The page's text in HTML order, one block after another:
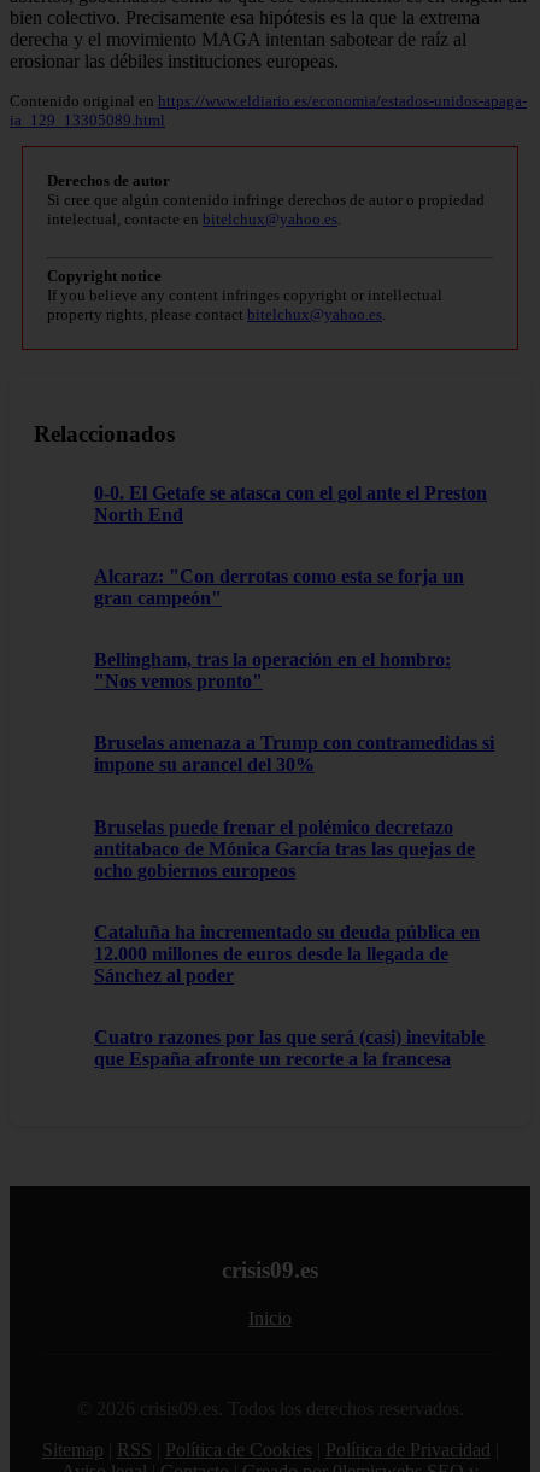
bien colectivo. Precisamente esa hipótesis es la que la extrema
derecha y el movimiento MAGA intentan sabotear de raíz al
erosionar las débiles instituciones europeas.
Contenido original en https://www.eldiario.es/economia/estados-unidos-apaga-
ia_129_13305089.html
Derechos de autor
Si cree que algún contenido infringe derechos de autor o propiedad
intelectual, contacte en bitelchux@yahoo.es.
Copyright notice
If you believe any content infringes copyright or intellectual
property rights, please contact bitelchux@yahoo.es.
Relaccionados
0-0. El Getafe se atasca con el gol ante el Preston
North End
Alcaraz: "Con derrotas como esta se forja un
gran campeón"
Bellingham, tras la operación en el hombro:
"Nos vemos pronto"
Bruselas amenaza a Trump con contramedidas si
impone su arancel del 30%
Bruselas puede frenar el polémico decretazo
antitabaco de Mónica García tras las quejas de
ocho gobiernos europeos
Cataluña ha incrementado su deuda pública en
12.000 millones de euros desde la llegada de
Sánchez al poder
Cuatro razones por las que será (casi) inevitable
que España afronte un recorte a la francesa
crisis09.es
Inicio
© 2026 crisis09.es. Todos los derechos reservados.
Sitemap
RSS Política de Cookies Política de Privacidad